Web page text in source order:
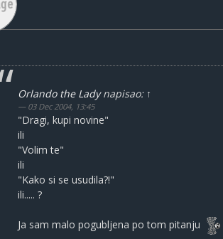
Orlando the Ladynapisao: ↑
03 Dec 2004, 13:45
"Dragi, kupi novine"
ili
"Volim te"
ili
"Kako si se usudila?!"
ili..... ?
Ja sam malo pogubljena po tom pitanju